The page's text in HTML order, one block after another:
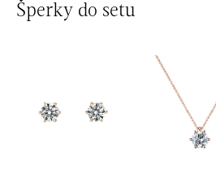
Šperky do setu